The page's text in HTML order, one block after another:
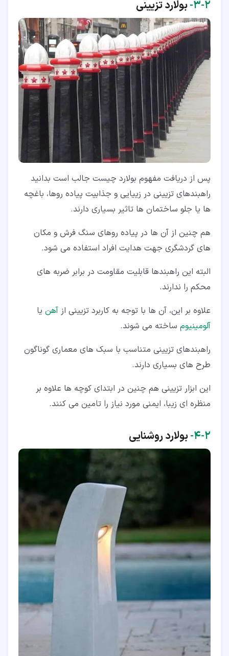
۲‏-‏۳‏- بولارد تزیینی
پس از دریافت مفهوم بولارد چیست جالب است بدانید
راهبندهای تزیینی در زییایی و جذابیت پیاده روها، باغچه
ها یا جلو ساختمان ها تاثیر بسیاری دارند.
هم چنین از آن ها در پیاده روهای سنگ فرش و مکان
های گردشگری جهت هدایت افراد استفاده می شود.
البته این راهبندها قابلیت مقاومت در برابر ضربه های
محکم را ندارند.
علاوه بر این، آن ها با توجه به کاربرد تزیینی از آهن یا
آلومینیوم ساخته می شوند.
راهبندهای تزیینی متناسب با سبک های معماری گوناگون
طرح های بسیاری دارند.
این ابزار تزیینی هم چنین در ابتدای کوچه ها علاوه بر
منظره ای زیبا، ایمنی مورد نیاز را تامین می کنند.
۲‏-‏۴‏- بولارد روشنایی